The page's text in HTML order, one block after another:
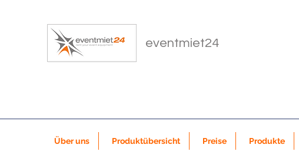
eventmiet24
Über uns Produktübersicht Preise Produkte